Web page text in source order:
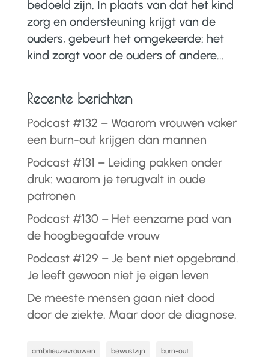
bedoeld zijn. In plaats van dat het kind
zorg en ondersteuning krijgt van de
ouders, gebeurt het omgekeerde: het
kind zorgt voor de ouders of andere...
Recente berichten
Podcast #132 – Waarom vrouwen vaker
een burn-out krijgen dan mannen
Podcast #131 – Leiding pakken onder
druk: waarom je terugvalt in oude
patronen
Podcast #130 – Het eenzame pad van
de hoogbegaafde vrouw
Podcast #129 – Je bent niet opgebrand.
Je leeft gewoon niet je eigen leven
De meeste mensen gaan niet dood
door de ziekte. Maar door de diagnose.
ambitieuzevrouwen bewustzijn burn-out